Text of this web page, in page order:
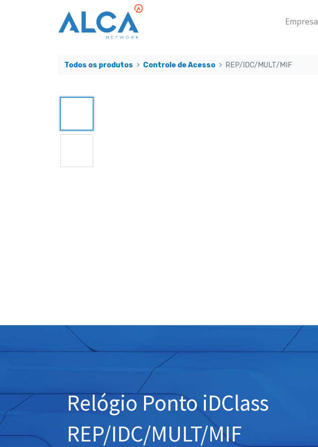
Empresa
Todos os produtos Controle de Acesso REP/IDC/MULT/MIF
Relógio Ponto iDClass
REP/IDC/MULT/MIF